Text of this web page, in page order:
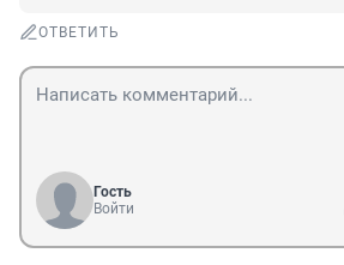
ОТВЕТИТЬ
Гость
Войти